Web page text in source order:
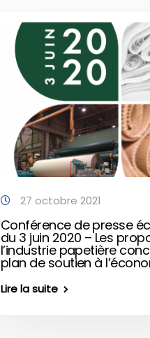
27 octobre 2021
Conférence de presse
du 3 juin 2020 – Les
l’industrie papetière
plan de soutien à
Lire la suite